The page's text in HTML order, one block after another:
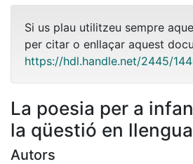
Si us plau utilitzeu sempre
per citar o enllaçar aquest
https://hdl.handle.net/2445/
La poesia per a
la qüestió en
Autors